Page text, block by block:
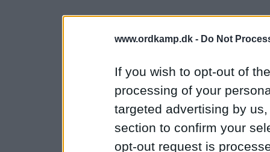
www.ordkamp.dk - Do Not
If you wish to opt-out of
processing of your
targeted advertising by
section to confirm your
opt-out request is